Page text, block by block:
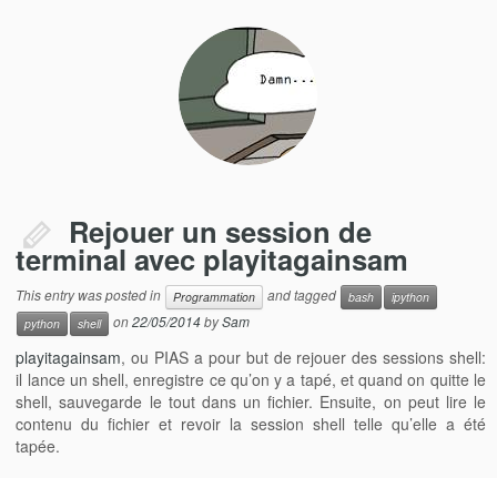
Rejouer un session de
terminal avec playitagainsam
This entry was posted in Programmation and tagged bash
ipython
python
shell on22/05/2014bySam
playitagainsam, ou PIAS a pour but de rejouer des sessions shell:
il lance un shell, enregistre ce qu’on y a tapé, et quand on quitte le
shell, sauvegarde le tout dans un fichier. Ensuite, on peut lire le
contenu du fichier et revoir la session shell telle qu’elle a été
tapée.